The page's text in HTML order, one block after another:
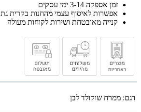
זמן אספקה 3-14 ימי עסקים
אפשרות לאיסוף עצמי מהחנות בקרית גת
קנייה מאובטחת ושירות לקוחות מעולה
דגם: ממרח שוקולד לבן